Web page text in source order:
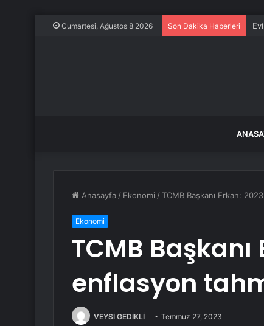
Cumartesi, Ağustos 8 2026 Son Dakika Haberleri
Anasayfa / Ekonomi /TCMB Başkanı Erkan:
Ekonomi
TCMB
enflasyon
VEYSİ GEDİKLİ Temmuz 27, 2023